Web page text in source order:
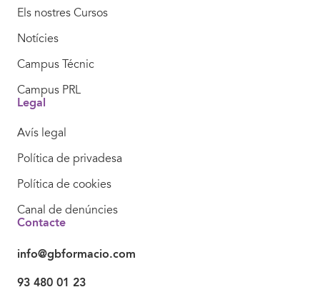
Els nostres Cursos
Notícies
Campus Técnic
Campus PRL
Legal
Avís legal
Política de privadesa
Política de cookies
Canal de denúncies
Contacte
info@gbformacio.com
93 480 01 23